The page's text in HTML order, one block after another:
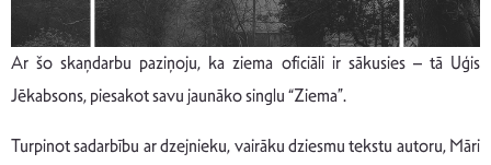
Ar šo skaņdarbu paziņoju, ka ziema oficiāli ir sākusies – tā Uģis
Jēkabsons, piesakot savu jaunāko singlu “Ziema”.
Turpinot sadarbību ar dzejnieku, vairāku dziesmu tekstu autoru, Māri